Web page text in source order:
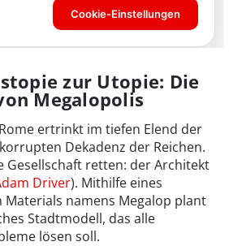
zur Utopie: Die
Megalopolis
ertrinkt im tiefen Elend der
Dekadenz der Reichen.
Gesellschaft retten: der Architekt
Driver). Mithilfe eines
namens Megalop plant
Stadtmodell, das alle
lösen soll.